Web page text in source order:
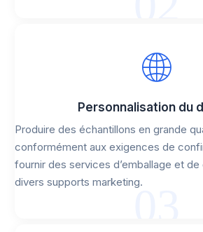
Personnalisation du
Produire des échantillons en grande
conformément aux exigences de
fournir des services d’emballage et
divers supports marketing.03